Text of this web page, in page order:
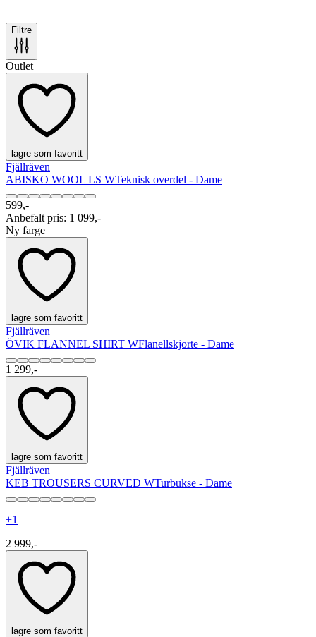
Filtre
Outlet
lagre som favoritt
Fjällräven
ABISKO WOOL LS WTeknisk overdel - Dame
599,-
Anbefalt pris: 1 099,-
Ny farge
lagre som favoritt
Fjällräven
ÖVIK FLANNEL SHIRT WFlanellskjorte - Dame
1 299,-
lagre som favoritt
Fjällräven
KEB TROUSERS CURVED WTurbukse - Dame
+1
2 999,-
lagre som favoritt